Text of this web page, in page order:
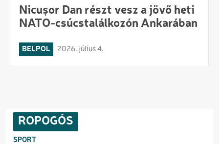
Nicușor Dan részt vesz a jövő heti
NATO-csúcstalálkozón Ankarában
BELPOL 2026. július 4.
ROPOGÓS
SPORT